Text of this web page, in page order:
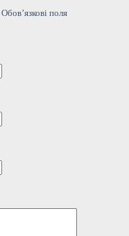
Обов’язкові поля